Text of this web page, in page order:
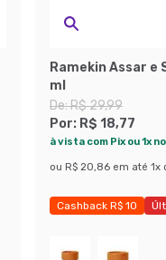
Ramekin Assar e
ml
De:R$ 29,99
Por: R$ 18,77
à vista com Pix ou 1x
ou R$ 20,86 em até 1x
Cashback R$ 10